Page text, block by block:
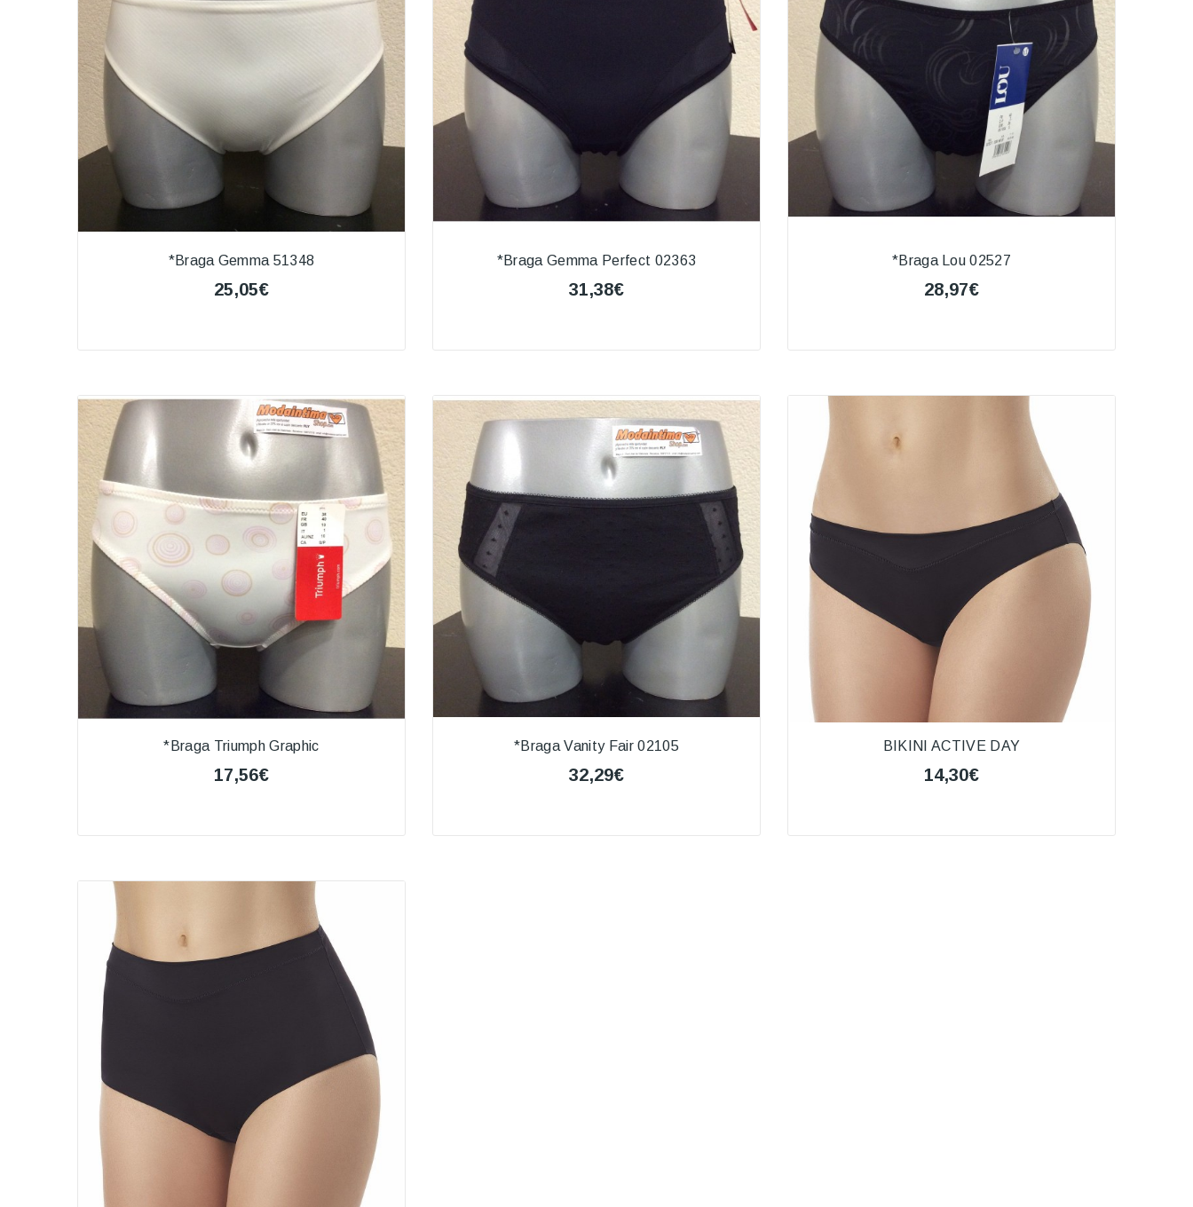
*Braga Gemma 51348
25,05€
*Braga Gemma Perfect 02363
31,38€
*Braga Lou 02527
28,97€
*Braga Triumph Graphic
17,56€
*Braga Vanity Fair 02105
32,29€
BIKINI ACTIVE DAY
14,30€